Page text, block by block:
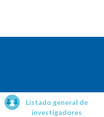
Listado general de
investigadores